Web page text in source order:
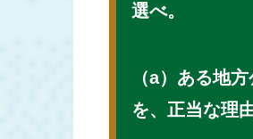
選べ。
（a）ある地
を、正当な理